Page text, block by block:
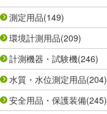
測定用品(149)
環境計測用品(209)
計測機器・試験機(246)
水質・水位測定用品(204)
安全用品・保護装備(245)